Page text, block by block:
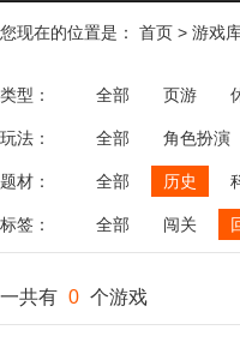
您现在的位置是： 首页 > 游戏
类型： 全部 页游
玩法： 全部 角色扮演
飞行
恋爱
题材： 全部 历史
标签： 全部 闯关
一共有 0 个游戏